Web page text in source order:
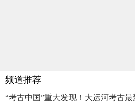
频道推荐
“考古中国”重大发现！大运河考古